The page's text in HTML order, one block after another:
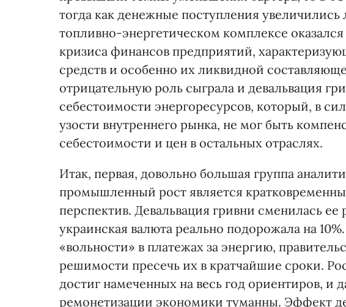
тогда как денежные поступления
топливно-энергетическом комплексе
кризиса финансов предприятий,
средств и особенно их ликвидной
отрицательную роль сыграла и девальвация
себестоимости энергоресурсов, который, в
узости внутреннего рынка, не мог быть
себестоимости и цен в остальных отраслях.
Итак, первая, довольно большая группа
промышленный рост является
перспектив. Девальвация гривни сменилась ее
украинская валюта реально подорожала на
«вольности» в платежах за энергию,
решимости пресечь их в кратчайшие сроки.
достиг намеченных на весь год ориентиров, и
ремонетизации экономики туманны. Эффект